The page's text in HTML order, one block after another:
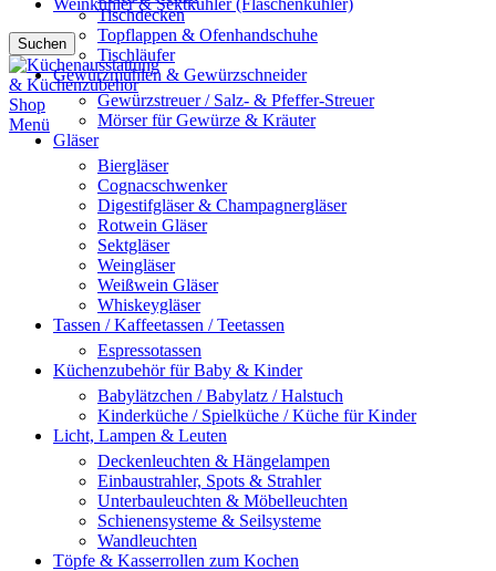
Weinkühler & Sektkühler (Flaschenkühler)
Suchen
Menü
Tischdecken
Topflappen & Ofenhandschuhe
Tischläufer
Gewürzmühlen & Gewürzschneider
Gewürzstreuer / Salz- & Pfeffer-Streuer
Mörser für Gewürze & Kräuter
Gläser
Biergläser
Cognacschwenker
Digestifgläser & Champagnergläser
Rotwein Gläser
Sektgläser
Weingläser
Weißwein Gläser
Whiskeygläser
Tassen / Kaffeetassen / Teetassen
Espressotassen
Küchenzubehör für Baby & Kinder
Babylätzchen / Babylatz / Halstuch
Kinderküche / Spielküche / Küche für Kinder
Licht, Lampen & Leuten
Deckenleuchten & Hängelampen
Einbaustrahler, Spots & Strahler
Unterbauleuchten & Möbelleuchten
Schienensysteme & Seilsysteme
Wandleuchten
Töpfe & Kasserrollen zum Kochen